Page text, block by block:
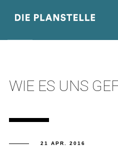
WIE ES UNS
21 APR. 2016